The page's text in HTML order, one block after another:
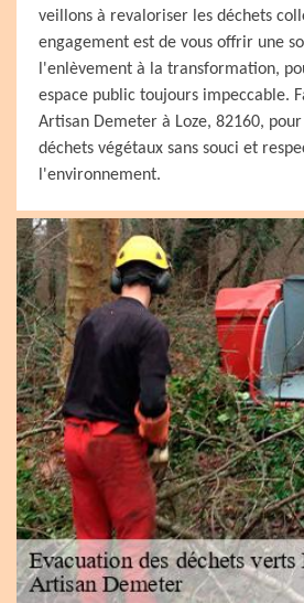
veillons à revaloriser les déchets
engagement est de vous offrir une
l'enlèvement à la transformation,
espace public toujours impeccable.
Artisan Demeter à Loze, 82160,
déchets végétaux sans souci et
l'environnement.